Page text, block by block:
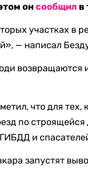
онсообщил в
участках в
— написал
возвращаются
что для
по
и
запустят